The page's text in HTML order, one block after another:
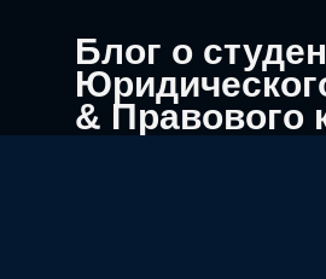
Блог о
& Правового